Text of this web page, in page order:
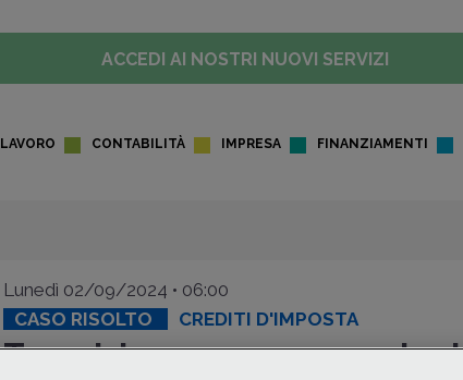
ACCEDI AI NOSTRI NUOVI SERVIZI
LAVORO CONTABILITÀ IMPRESA FINANZIAMENTI
Lunedì 02/09/2024 • 06:00
CASO RISOLTO
CREDITI D'IMPOSTA
Transizione 5.0: come